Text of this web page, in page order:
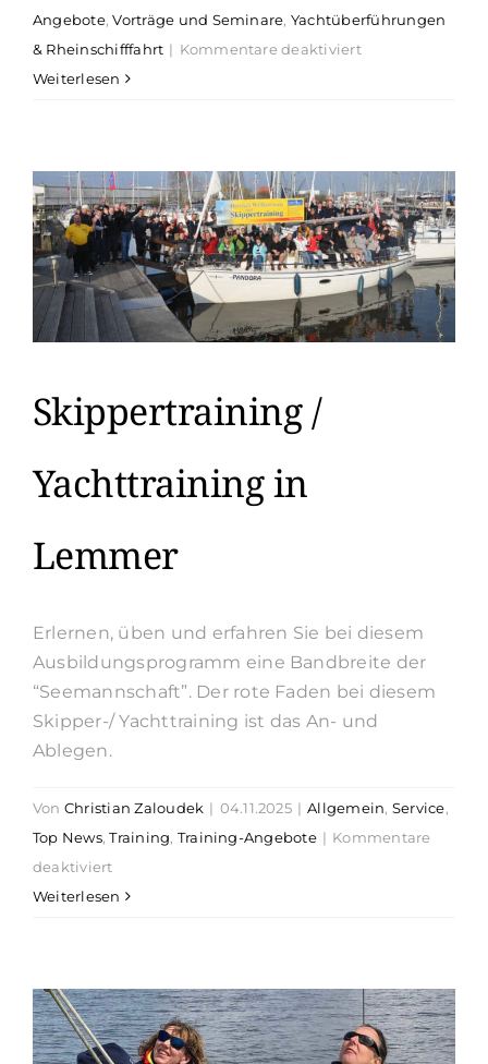
Angebote,Vorträge und Seminare, Yachtüberführungen
& Rheinschifffahrt | Kommentare deaktiviertfür
Weiterlesen
Skippertraining /
Yachttraining in
Lemmer
Erlernen, üben und erfahren Sie bei diesem
Ausbildungsprogramm eine Bandbreite der
“Seemannschaft”. Der rote Faden bei diesem
Skipper-/ Yachttraining ist das An- und
Ablegen.
Von Christian Zaloudek | 04.11.2025 | Allgemein, Service,
Top News,Training, Training-Angebote | Kommentare
deaktiviertfür
Skippertraining
Lemmer
Weiterlesen